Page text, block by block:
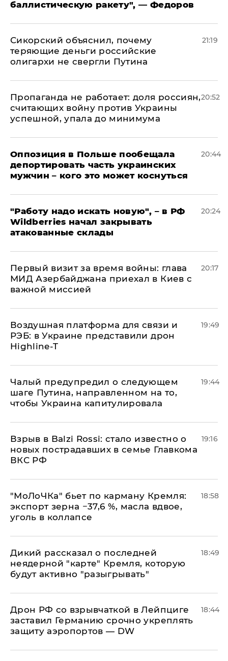
баллистическую ракету", — Федоров
Сикорский объяснил, почему
теряющие деньги российские
олигархи не свергли Путина
21:19
​Пропаганда не работает: доля россиян,
считающих войну против Украины
успешной, упала до минимума
20:52
Оппозиция в Польше пообещала
депортировать часть украинских
мужчин – кого это может коснуться
20:44
"Работу надо искать новую", – в РФ
Wildberries начал закрывать
атакованные склады
20:24
Первый визит за время войны: глава
МИД Азербайджана приехал в Киев с
важной миссией
20:17
Воздушная платформа для связи и
РЭБ: в Украине представили дрон
Highline-T
19:49
Чалый предупредил о следующем
шаге Путина, направленном на то,
чтобы Украина капитулировала
19:44
Взрыв в Balzi Rossi: стало известно о
новых пострадавших в семье Главкома
ВКС РФ
19:16
​"МоЛоЧКа" бьет по карману Кремля:
экспорт зерна −37,6 %, масла вдвое,
уголь в коллапсе
18:58
Дикий рассказал о последней
неядерной "карте" Кремля, которую
будут активно "разыгрывать"
18:49
​Дрон РФ со взрывчаткой в Лейпциге
заставил Германию срочно укреплять
защиту аэропортов — DW
18:44